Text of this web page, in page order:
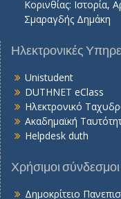
Κορινθίας: Ιστορία,
Σμαραγδής Δημάκη
Ηλεκτρονικές
Unistudent
DUTHNET eClass
Ηλεκτρονικό
Ακαδημαϊκή
Helpdesk duth
Χρήσιμοι σύνδεσμοι
Δημοκρίτειο